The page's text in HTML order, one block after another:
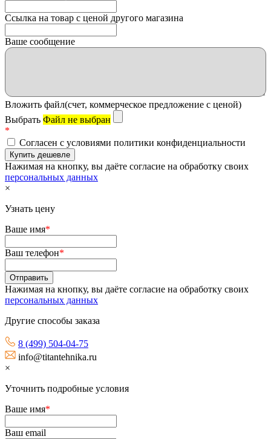
Ссылка на товар с ценой другого магазина
Ваше сообщение
Вложить файл(счет, коммерческое предложение с ценой)
Выбрать Файл не выбран
*
Согласен с условиями политики конфиденциальности
Нажимая на кнопку, вы даёте согласие на обработку своих
персональных данных
×
Узнать цену
Ваше имя*
Ваш телефон*
Нажимая на кнопку, вы даёте согласие на обработку своих
персональных данных
Другие способы заказа
8 (499) 504-04-75
info@titantehnika.ru
×
Уточнить подробные условия
Ваше имя*
Ваш email